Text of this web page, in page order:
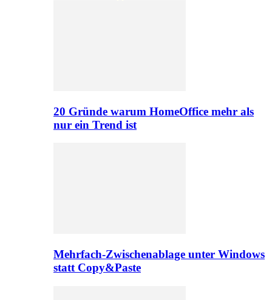
20 Gründe warum HomeOffice mehr als
nur ein Trend ist
Mehrfach-Zwischenablage unter Windows
statt Copy&Paste